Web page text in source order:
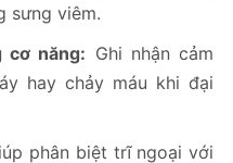
sưng viêm.
cơ năng: Ghi nhận cảm
hay chảy máu khi đại
phân biệt trĩ ngoại với